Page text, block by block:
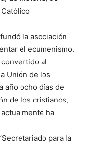
la asociación
el ecumenismo.
convertido al
Unión de los
año ocho días de
de los cristianos,
ha
para la